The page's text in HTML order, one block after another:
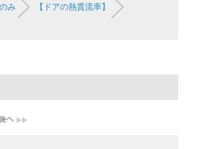
み 【ドアの熱貫流率】